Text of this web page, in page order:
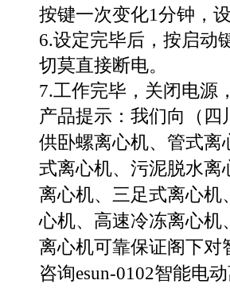
按键一次变化1分钟，
6.设定完毕后，按启动
切莫直接断电。
7.工作完毕，关闭电源
产品提示：我们向（
供卧螺离心机、管式离
式离心机、污泥脱水离
离心机、三足式离心机
心机、高速冷冻离心机
离心机可靠保证阁下对
咨询esun-0102智能电